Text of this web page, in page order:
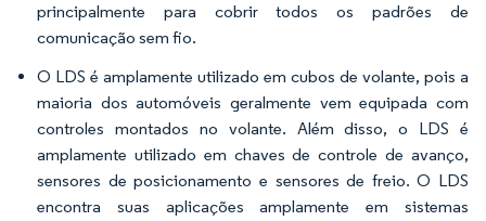
principalmente para cobrir todos os padrões de
comunicação sem fio.
O LDS é amplamente utilizado em cubos de volante, pois a
maioria dos automóveis geralmente vem equipada com
controles montados no volante. Além disso, o LDS é
amplamente utilizado em chaves de controle de avanço,
sensores de posicionamento e sensores de freio. O LDS
encontra suas aplicações amplamente em sistemas